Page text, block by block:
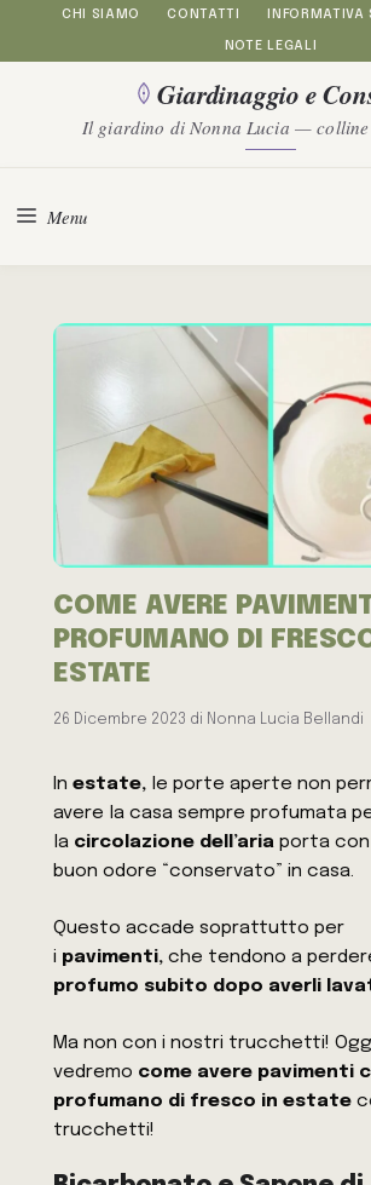
al
contenuto
CHI SIAMO CONTATTI
NOTE LEGALI
Giardinaggio e
Il giardino di Nonna Lucia —
Menu
COME AVERE
PROFUMANO DI
ESTATE
26 Dicembre 2023 di Nonna Lucia Bellandi
Inestate, le porte aperte non
avere la casa sempre profumata
la circolazione dell’aria porta con
buon odore “conservato” in casa.
Questo accade soprattutto per
i pavimenti,che tendono a
profumo subito dopo averli
Ma non con i nostri trucchetti!
vedremo come avere pavimenti
profumano di fresco in estate
trucchetti!